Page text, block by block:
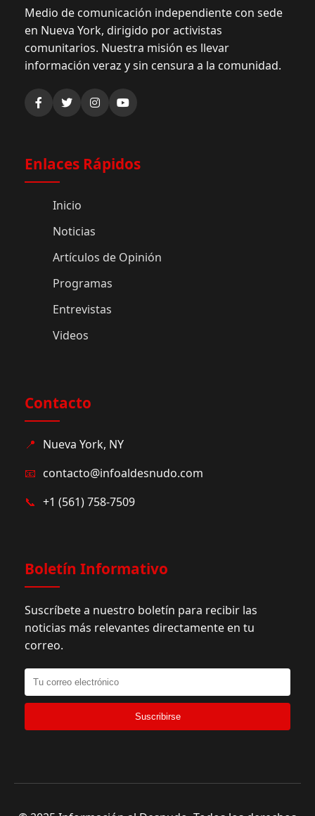
Medio de comunicación independiente con sede
en Nueva York, dirigido por activistas
comunitarios. Nuestra misión es llevar
información veraz y sin censura a la comunidad.
Enlaces Rápidos
Inicio
Noticias
Artículos de Opinión
Programas
Entrevistas
Videos
Contacto
📍 Nueva York, NY
📧 contacto@infoaldesnudo.com
📞 +1 (561) 758-7509
Boletín Informativo
Suscríbete a nuestro boletín para recibir las
noticias más relevantes directamente en tu
correo.
Suscribirse